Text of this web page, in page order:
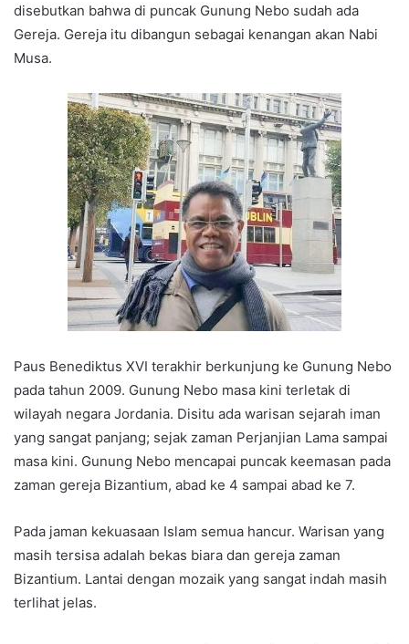
disebutkan bahwa di puncak Gunung Nebo sudah ada
Gereja. Gereja itu dibangun sebagai kenangan akan Nabi
Musa.
Paus Benediktus XVI terakhir berkunjung ke Gunung Nebo
pada tahun 2009. Gunung Nebo masa kini terletak di
wilayah negara Jordania. Disitu ada warisan sejarah iman
yang sangat panjang; sejak zaman Perjanjian Lama sampai
masa kini. Gunung Nebo mencapai puncak keemasan pada
zaman gereja Bizantium, abad ke 4 sampai abad ke 7.
Pada jaman kekuasaan Islam semua hancur. Warisan yang
masih tersisa adalah bekas biara dan gereja zaman
Bizantium. Lantai dengan mozaik yang sangat indah masih
terlihat jelas.